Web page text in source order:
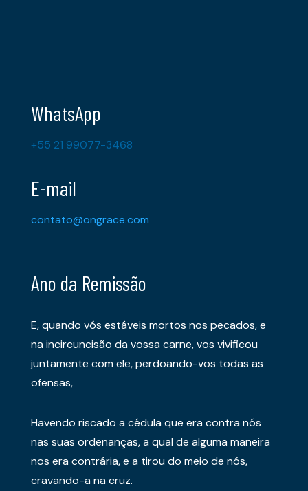
WhatsApp
+55 21 99077-3468
E-mail
contato@ongrace.com
Ano da Remissão
E, quando vós estáveis mortos nos pecados, e
na incircuncisão da vossa carne, vos vivificou
juntamente com ele, perdoando-vos todas as
ofensas,
Havendo riscado a cédula que era contra nós
nas suas ordenanças, a qual de alguma maneira
nos era contrária, e a tirou do meio de nós,
cravando-a na cruz.